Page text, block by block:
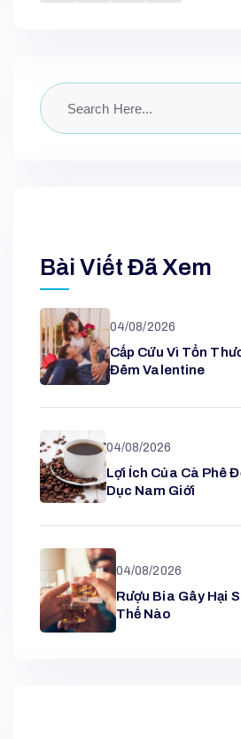
Bài Viết Đã Xem
04/08/2026
Cấp Cứu Vì Tổn
Đêm Valentine
04/08/2026
Lợi Ích Của Cà Phê
Dục Nam Giới
04/08/2026
Rượu Bia Gây Hại
Thế Nào